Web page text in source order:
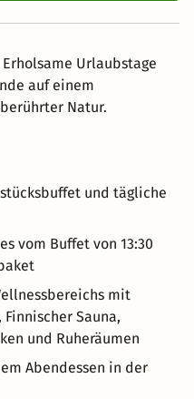
Urlaubstage
auf einem
Natur.
und tägliche
vom Buffet von 13:30
mit
Sauna,
und Ruheräumen
Abendessen in der